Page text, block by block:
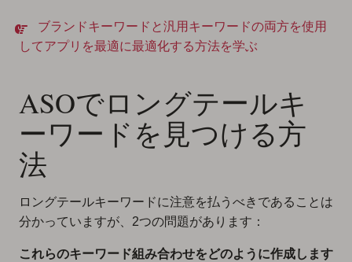
ブランドキーワードと汎用キーワードの両方を使用
してアプリを最適に最適化する方法を学ぶ
ASOでロングテールキ
ーワードを見つける方
法
ロングテールキーワードに注意を払うべきであることは
分かっていますが、2つの問題があります：
これらのキーワード組み合わせをどのように作成します